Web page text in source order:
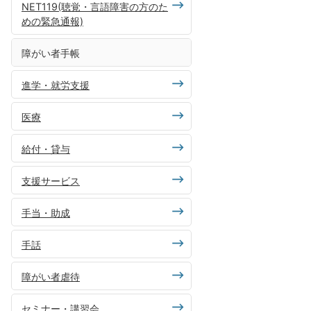
NET119(聴覚・言語障害の方のた
めの緊急通報)
障がい者手帳
進学・就労支援
医療
給付・貸与
支援サービス
手当・助成
手話
障がい者虐待